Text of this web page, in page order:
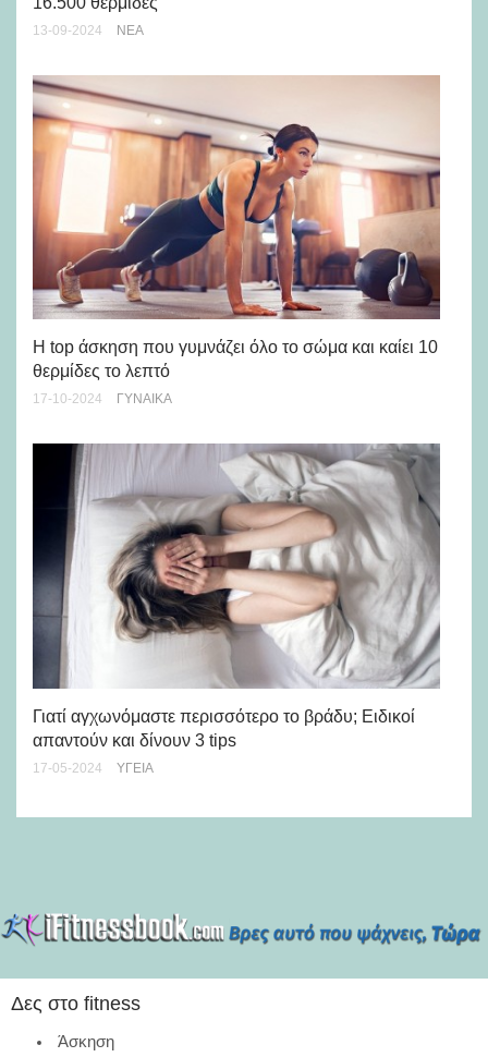
13-09-2024 ΝΈΑ
Η top άσκηση που γυμνάζει όλο το σώμα και καίει 10
θερμίδες το λεπτό
17-10-2024 ΓΥΝΑΊΚΑ
Γιατί αγχωνόμαστε περισσότερο το βράδυ; Ειδικοί
απαντούν και δίνουν 3 tips
17-05-2024 ΥΓΕΊΑ
Δες στο fitness
Άσκηση